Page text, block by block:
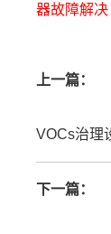
器故障解决
上一篇：
下一篇：